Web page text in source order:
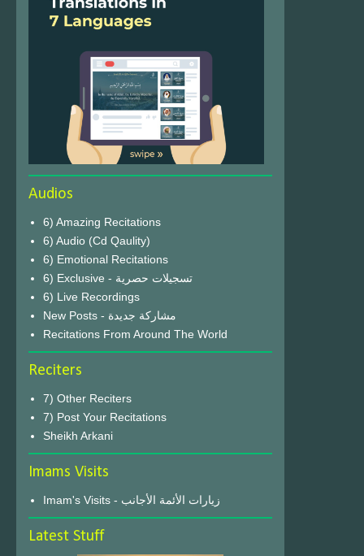
Audios
6) Amazing Recitations
6) Audio (Cd Qaulity)
6) Emotional Recitations
6) Exclusive - تسجيلات حصرية
6) Live Recordings
New Posts - مشاركة جديدة
Recitations From Around The World
Reciters
7) Other Reciters
7) Post Your Recitations
Sheikh Arkani
Imams Visits
Imam's Visits - زيارات الأئمة الأجانب
Latest Stuff